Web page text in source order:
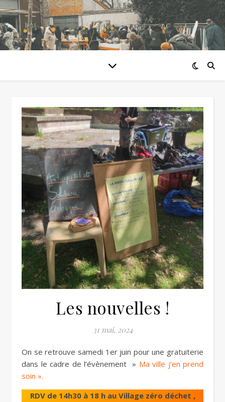
Les nouvelles !
31 mai, 2024
On se retrouve samedi 1er juin pour une gratuiterie
dans le cadre de l’évènement » Ma ville j’en prend
soin ».
RDV de 14h30 à 18 h au Village zéro déchet ,